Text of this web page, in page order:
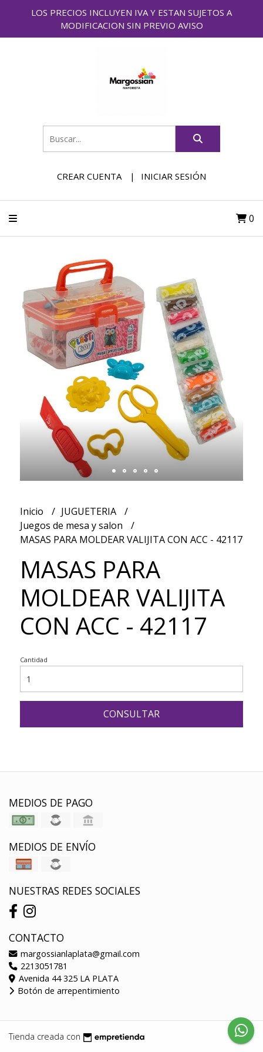
LOS PRECIOS INCLUYEN IVA Y ESTAN SUJETOS A
MODIFICACION SIN PREVIO AVISO
CREAR CUENTA INICIAR SESIÓN
0
Inicio
JUGUETERIA
Juegos de mesa y salon
MASAS PARA MOLDEAR VALIJITA CON ACC - 42117
MASAS PARA
MOLDEAR VALIJITA
CON ACC - 42117
Cantidad
CONSULTAR
MEDIOS DE PAGO
MEDIOS DE ENVÍO
NUESTRAS REDES SOCIALES
CONTACTO
margossianlaplata@gmail.com
2213051781
Avenida 44 325 LA PLATA
Botón de arrepentimiento
Tienda creada con